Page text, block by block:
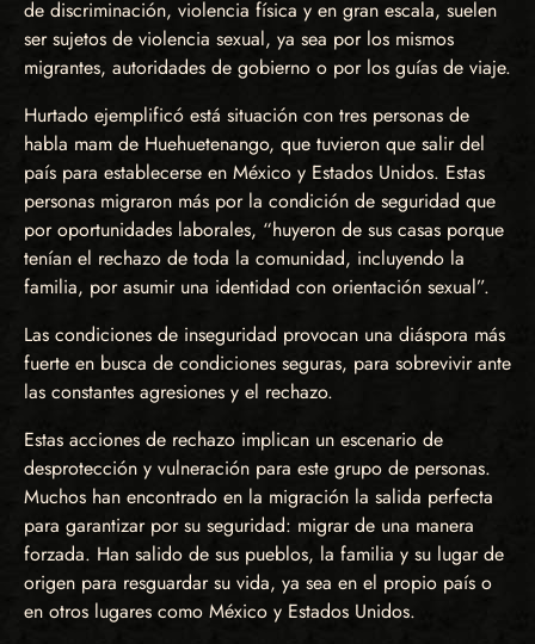
de discriminación, violencia física y en gran escala, suelen
ser sujetos de violencia sexual, ya sea por los mismos
migrantes, autoridades de gobierno o por los guías de viaje.
Hurtado ejemplificó está situación con tres personas de
habla mam de Huehuetenango, que tuvieron que salir del
país para establecerse en México y Estados Unidos. Estas
personas migraron más por la condición de seguridad que
por oportunidades laborales, “huyeron de sus casas porque
tenían el rechazo de toda la comunidad, incluyendo la
familia, por asumir una identidad con orientación sexual”.
Las condiciones de inseguridad provocan una diáspora más
fuerte en busca de condiciones seguras, para sobrevivir ante
las constantes agresiones y el rechazo.
Estas acciones de rechazo implican un escenario de
desprotección y vulneración para este grupo de personas.
Muchos han encontrado en la migración la salida perfecta
para garantizar por su seguridad: migrar de una manera
forzada. Han salido de sus pueblos, la familia y su lugar de
origen para resguardar su vida, ya sea en el propio país o
en otros lugares como México y Estados Unidos.